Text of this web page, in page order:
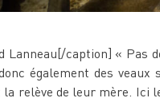
caption] « Pas
également des
relève de leur mère. Ici